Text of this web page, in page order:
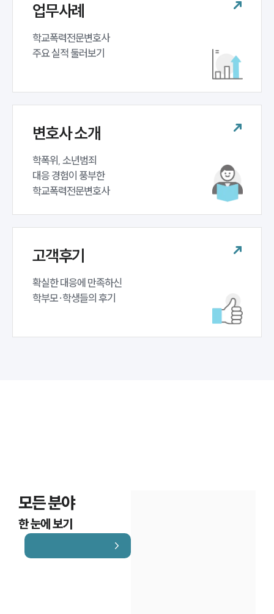
학교폭력대응팀 업무
학교폭력전문변호사
법률서식
뉴스레터/브로슈어
업무사례
학교폭력전문변호사
주요 실적 둘러보기
변호사 소개
학폭위, 소년범죄
대응 경험이 풍부한
학교폭력전문변호사
고객후기
확실한 대응에 만족하신
학부모·학생들의 후기
모든 분야
한 눈에 보기